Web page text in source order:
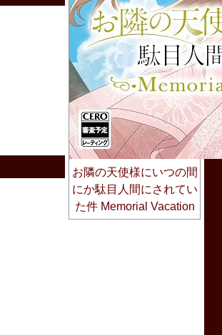
お隣の天使様にいつの間
にか駄目人間にされてい
た件 Memorial Vacation